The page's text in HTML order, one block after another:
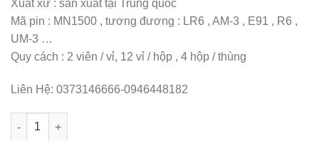
Xuất xứ : sản xuất tại Trung quốc
Mã pin : MN1500 , tương đương : LR6 , AM-3 , E91 , R6 ,
UM-3 …
Quy cách : 2 viên / vỉ, 12 vỉ / hộp , 4 hộp / thùng
Liên Hệ: 0373146666-0946448182
Pin tiểu AA LR6 Duracell EvMN1500 Alkaline 1.5V vỉ 2 viên số